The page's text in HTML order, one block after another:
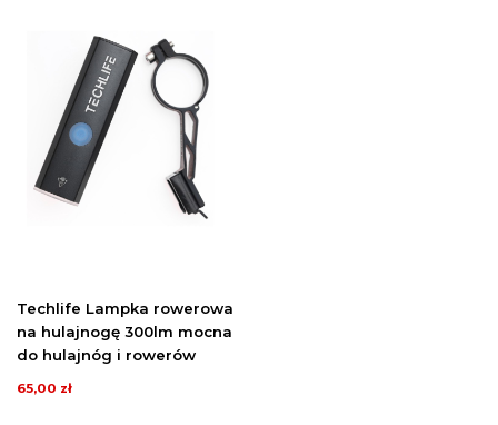
Techlife Lampka rowerowa
na hulajnogę 300lm mocna
do hulajnóg i rowerów
65,00 zł